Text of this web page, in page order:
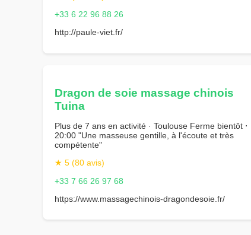
+33 6 22 96 88 26
http://paule-viet.fr/
Dragon de soie massage chinois
Tuina
Plus de 7 ans en activité · Toulouse Ferme bientôt ⋅
20:00 "Une masseuse gentille, à l'écoute et très
compétente"
★ 5 (80 avis)
+33 7 66 26 97 68
https://www.massagechinois-dragondesoie.fr/